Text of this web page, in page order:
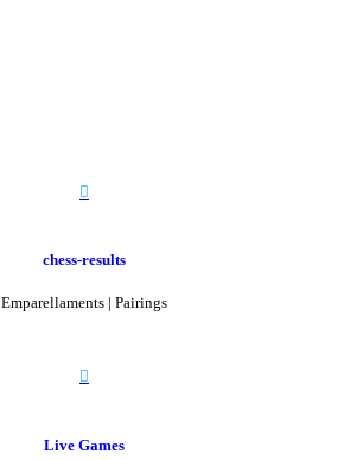

chess-results
Emparellaments | Pairings

Live Games